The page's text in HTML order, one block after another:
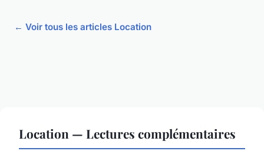
← Voir tous les articles Location
Location — Lectures complémentaires